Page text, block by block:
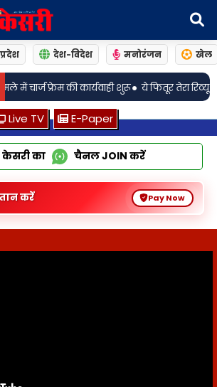
देश-विदेश मनोरंजन खेल
तेरा रिव्यू: कबीर सिंह की याद दिलाता है जीत
Live TV E-Paper
केसरी का चैनलJOIN करें
करें Pay Now